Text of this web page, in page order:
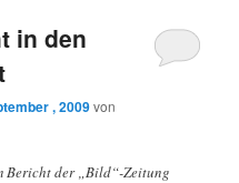
in den
, 2009von
Bericht der „Bild“-Zeitung